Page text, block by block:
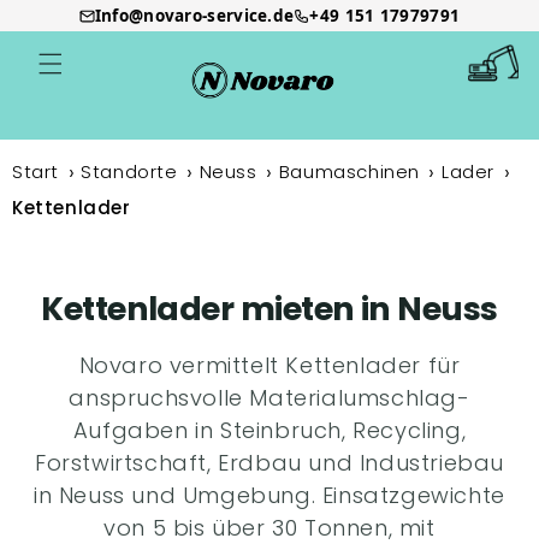
Direkt
zum
Inhalt
Info@novaro-service.de +49 151 17979791
Start Standorte Neuss Baumaschinen
Lader
Kettenlader
Kettenlader mieten in Neuss
Novaro vermittelt Kettenlader für
anspruchsvolle Materialumschlag-
Aufgaben in Steinbruch, Recycling,
Forstwirtschaft, Erdbau und Industriebau
in Neuss und Umgebung. Einsatzgewichte
von 5 bis über 30 Tonnen, mit